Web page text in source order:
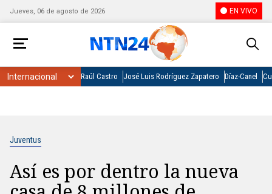
Jueves, 06 de agosto de 2026 EN VIVO
Raúl Castro José Luis Rodríguez Zapatero Díaz-Canel
Juventus
Así es por dentro la nueva